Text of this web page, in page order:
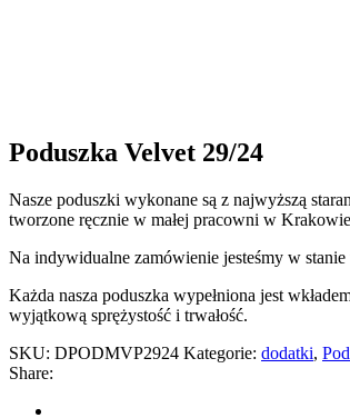
Poduszka Velvet 29/24
Nasze poduszki wykonane są z najwyższą
tworzone ręcznie w małej pracowni w
Na indywidualne zamówienie jesteśmy w
Każda nasza poduszka wypełniona jest
wyjątkową sprężystość i trwałość.
SKU: DPODMVP2924 Kategorie: dodatki,
Share: